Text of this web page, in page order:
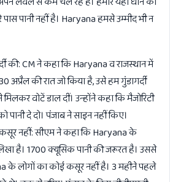
पानी नहीं है। Haryana हमसे उम्मीद भी न
की: CM ने कहा कि Haryana व राजस्थान में
अप्रैल की रात जो किया है, उसे हम गुंडागर्दी
वोटें डाल दीं। उन्होंने कहा कि मैजोरिटी
दे दो। पंजाब ने साइन नहीं किए।
नहीं: सीएम ने कहा कि Haryana के
है। 1700 क्यूसिक पानी की जरूरत है। उससे
के लोगों का कोई कसूर नहीं है। 3 महीने पहले